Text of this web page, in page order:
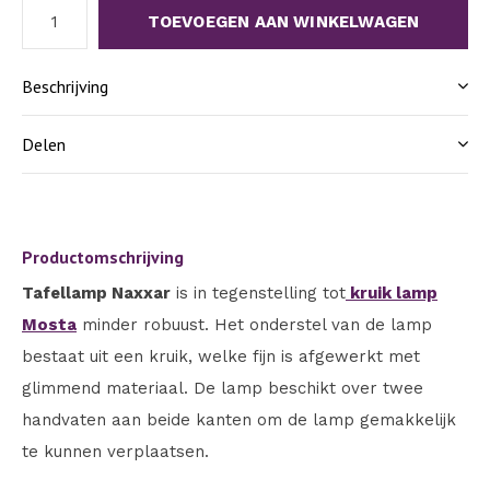
TOEVOEGEN AAN WINKELWAGEN
Beschrijving
Delen
Productomschrijving
Tafellamp Naxxar is in tegenstelling tot kruik lamp
Mosta minder robuust. Het onderstel van de lamp
bestaat uit een kruik, welke fijn is afgewerkt met
glimmend materiaal. De lamp beschikt over twee
handvaten aan beide kanten om de lamp gemakkelijk
te kunnen verplaatsen.